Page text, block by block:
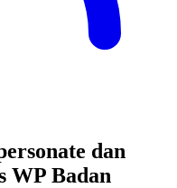
dan
WP Badan